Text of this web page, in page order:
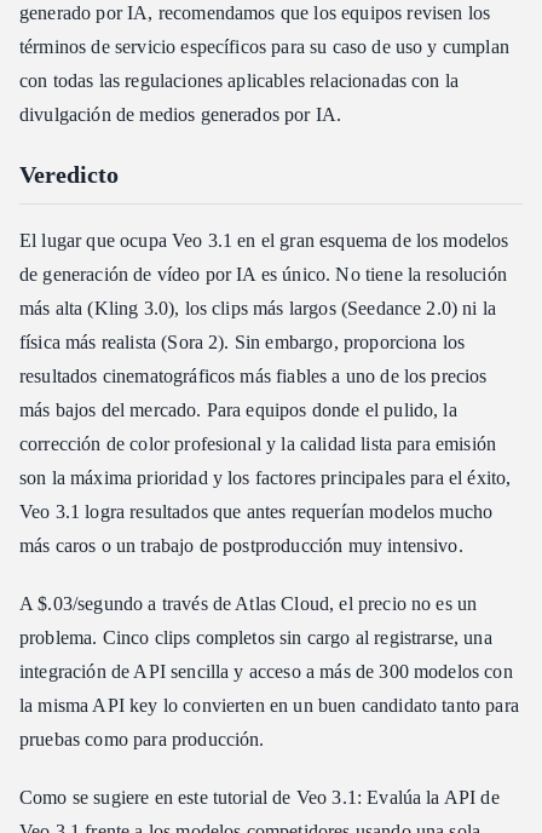
generado por IA, recomendamos que los equipos revisen los
términos de servicio específicos para su caso de uso y cumplan
con todas las regulaciones aplicables relacionadas con la
divulgación de medios generados por IA.
Veredicto
El lugar que ocupa Veo 3.1 en el gran esquema de los modelos
de generación de vídeo por IA es único. No tiene la resolución
más alta (Kling 3.0), los clips más largos (Seedance 2.0) ni la
física más realista (Sora 2). Sin embargo, proporciona los
resultados cinematográficos más fiables a uno de los precios
más bajos del mercado. Para equipos donde el pulido, la
corrección de color profesional y la calidad lista para emisión
son la máxima prioridad y los factores principales para el éxito,
Veo 3.1 logra resultados que antes requerían modelos mucho
más caros o un trabajo de postproducción muy intensivo.
A $.03/segundo a través de Atlas Cloud, el precio no es un
problema. Cinco clips completos sin cargo al registrarse, una
integración de API sencilla y acceso a más de 300 modelos con
la misma API key lo convierten en un buen candidato tanto para
pruebas como para producción.
Como se sugiere en este tutorial de Veo 3.1: Evalúa la API de